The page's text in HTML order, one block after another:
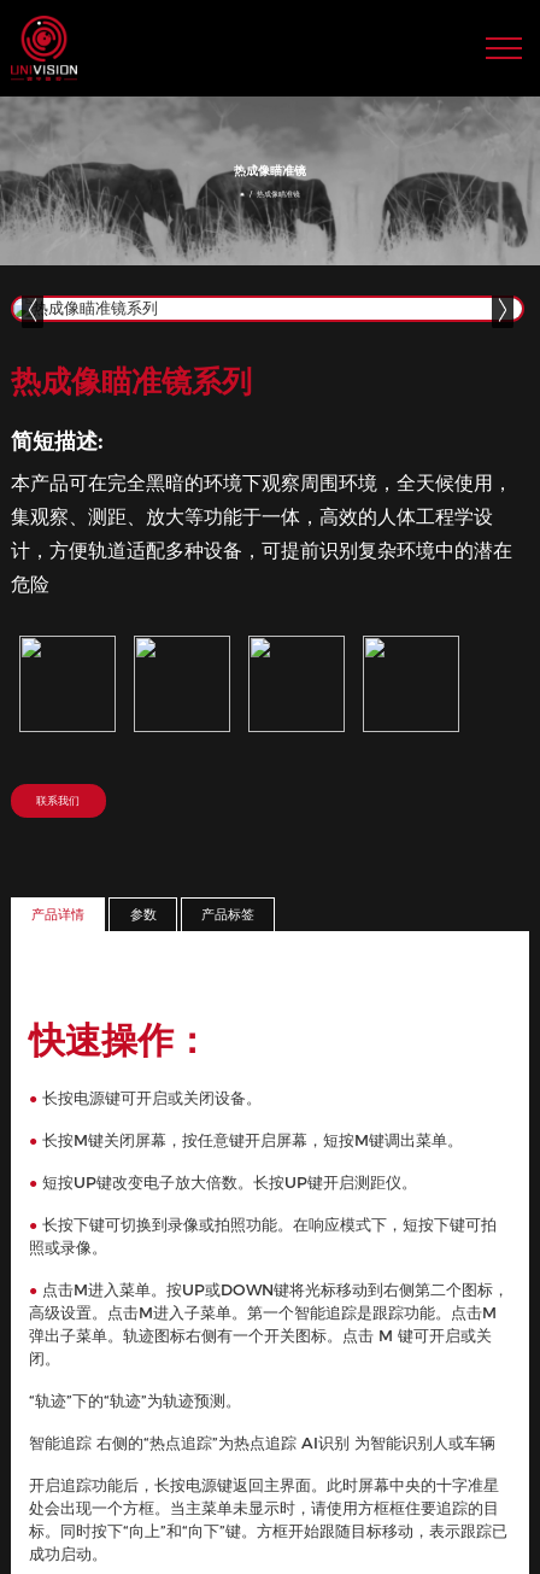
热成像瞄准镜系列
简短描述:
本产品可在完全黑暗的环境下观察周围环境，全天候使用，
集观察、测距、放大等功能于一体，高效的人体工程学设
计，方便轨道适配多种设备，可提前识别复杂环境中的潜在
危险
产品详情 参数 产品标签
快速操作：
●长按电源键可开启或关闭设备。
●长按M键关闭屏幕，按任意键开启屏幕，短按M键调出菜单。
●短按UP键改变电子放大倍数。长按UP键开启测距仪。
●长按下键可切换到录像或拍照功能。在响应模式下，短按下键可拍
照或录像。
● 点击M进入菜单。按UP或DOWN键将光标移动到右侧第二个图标，
高级设置。点击M进入子菜单。第一个智能追踪是跟踪功能。点击M
弹出子菜单。轨迹图标右侧有一个开关图标。点击 M 键可开启或关
闭。
“轨迹”下的“轨迹”为轨迹预测。
智能追踪 右侧的“热点追踪”为热点追踪 AI识别 为智能识别人或车辆
开启追踪功能后，长按电源键返回主界面。此时屏幕中央的十字准星
处会出现一个方框。当主菜单未显示时，请使用方框框住要追踪的目
标。同时按下“向上”和“向下”键。方框开始跟随目标移动，表示跟踪已
成功启动。